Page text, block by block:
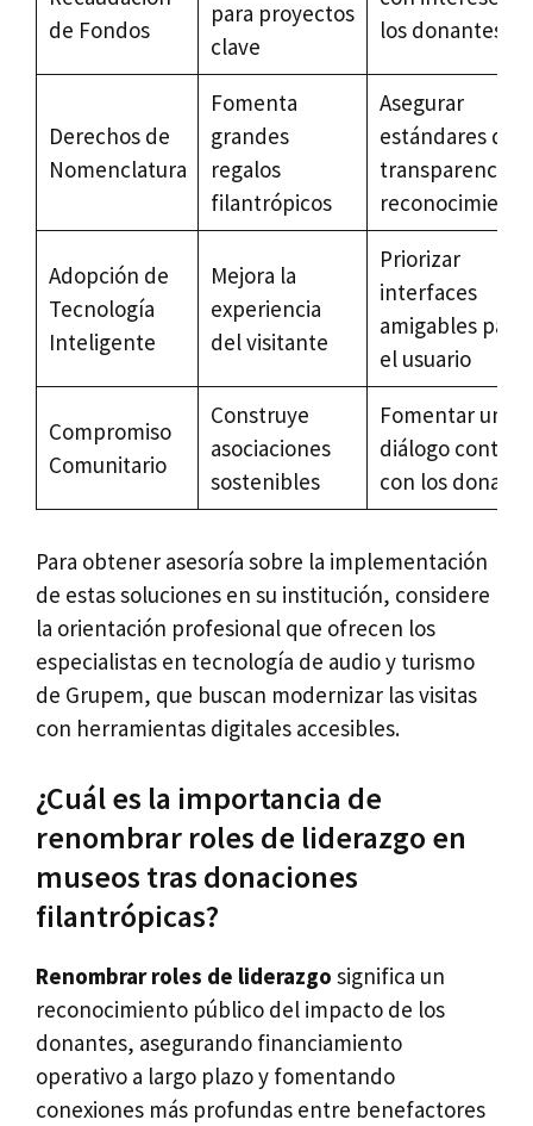
de Fondos
para proyectos
clave
los donantes
Derechos de
Nomenclatura
Fomenta
grandes
regalos
filantrópicos
Asegurar
estándares de
transparencia y
reconocimiento
Adopción de
Tecnología
Inteligente
Mejora la
experiencia
del visitante
Priorizar
interfaces
amigables para
el usuario
Compromiso
Comunitario
Construye
asociaciones
sostenibles
Fomentar un
diálogo
con los
Para obtener asesoría sobre la implementación
de estas soluciones en su institución, considere
la orientación profesional que ofrecen los
especialistas en tecnología de audio y turismo
de Grupem, que buscan modernizar las visitas
con herramientas digitales accesibles.
¿Cuál es la importancia de
renombrar roles de liderazgo en
museos tras donaciones
filantrópicas?
Renombrar roles de liderazgo significa un
reconocimiento público del impacto de los
donantes, asegurando financiamiento
operativo a largo plazo y fomentando
conexiones más profundas entre benefactores